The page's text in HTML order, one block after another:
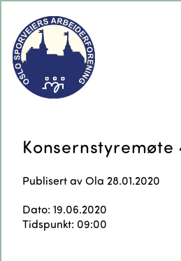
Konsernstyremøte
Publisert avOla 28.01.2020
Dato: 19.06.2020
Tidspunkt: 09:00